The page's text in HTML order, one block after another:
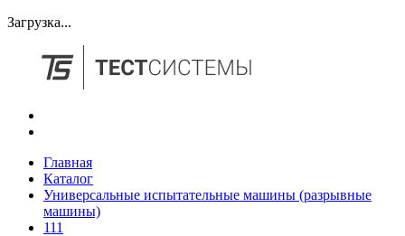
Загрузка...
Главная
Каталог
Универсальные испытательные машины (разрывные
машины)
111